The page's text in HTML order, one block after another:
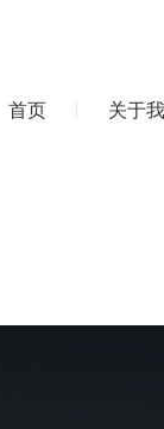
首页 关于